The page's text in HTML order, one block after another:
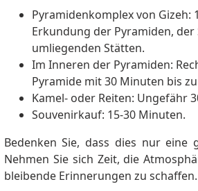
Pyramidenkomplex von Gizeh:
Erkundung der Pyramiden,
umliegenden Stätten.
Im Inneren der Pyramiden:
Pyramide mit 30 Minuten bis
Kamel- oder Reiten: Ungefähr
Souvenirkauf: 15-30 Minuten.
Bedenken Sie, dass dies nur eine
Nehmen Sie sich Zeit, die
bleibende Erinnerungen zu schaffen.